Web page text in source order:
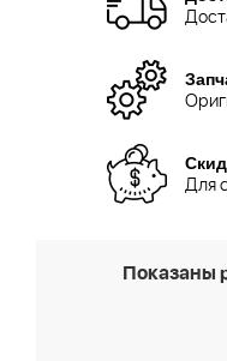
Для
Показаны